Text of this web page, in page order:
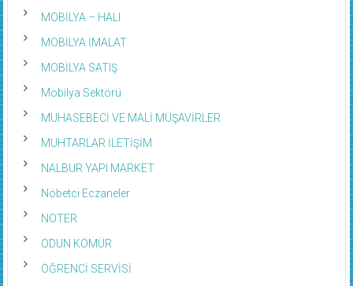
MOBİLYA – HALI
MOBİLYA İMALAT
MOBİLYA SATIŞ
Mobilya Sektörü
MUHASEBECİ VE MALİ MÜŞAVİRLER
MUHTARLAR İLETİŞİM
NALBUR YAPI MARKET
Nöbetci Eczaneler
NOTER
ODUN KÖMÜR
ÖĞRENCİ SERVİSİ